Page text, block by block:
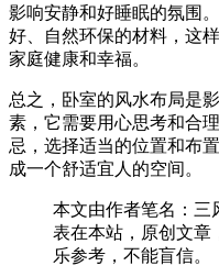
影响安静和好睡眠的氛围
好、自然环保的材料，这
家庭健康和幸福。
总之，卧室的风水布局是
素，它需要用心思考和合
忌，选择适当的位置和布
成一个舒适宜人的空间。
本文由作者笔名：三
表在本站，原创文章
乐参考，不能盲信。